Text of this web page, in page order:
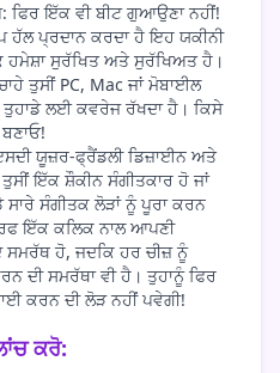
ਇੱਕ ਵੀ ਬੀਟ ਗੁਆਉਣਾ ਨਹੀਂ!
ਪ੍ਰਦਾਨ ਕਰਦਾ ਹੈ ਇਹ ਯਕੀਨੀ
ਹਮੇਸ਼ਾ ਸੁਰੱਖਿਤ ਅਤੇ ਸੁਰੱਖਿਅਤ ਹੈ।
ਤੁਸੀਂ PC, Mac ਜਾਂ ਮੋਬਾਈਲ
ਲਈ ਕਵਰੇਜ ਰੱਖਦਾ ਹੈ। ਕਿਸੇ
ਯੂਜ਼ਰ-ਫ੍ਰੈਂਡਲੀ ਡਿਜ਼ਾਈਨ ਅਤੇ
ਤੁਸੀਂ ਇੱਕ ਸ਼ੌਕੀਨ ਸੰਗੀਤਕਾਰ ਹੋ ਜਾਂ
ਸੰਗੀਤਕ ਲੋੜਾਂ ਨੂੰ ਪੂਰਾ ਕਰਨ
ਇੱਕ ਕਲਿਕ ਨਾਲ ਆਪਣੀ
ਸਮਰੱਥ ਹੋ, ਜਦਕਿ ਹਰ ਚੀਜ਼ ਨੂੰ
ਦੀ ਸਮਰੱਥਾ ਵੀ ਹੈ। ਤੁਹਾਨੂੰ ਫਿਰ
ਕਰਨ ਦੀ ਲੋੜ ਨਹੀਂ ਪਵੇਗੀ!
ਕਰੋ: